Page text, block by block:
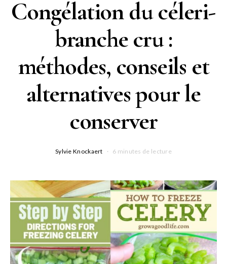
Congélation du céleri-
branche cru :
méthodes, conseils et
alternatives pour le
conserver
Sylvie Knockaert 6 minutes de lecture